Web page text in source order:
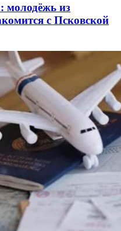
молодёжь из
с Псковской